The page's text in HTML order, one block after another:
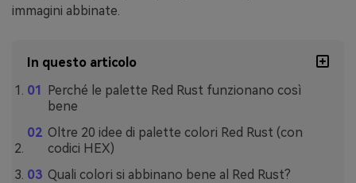
immagini abbinate.
In questo articolo
Perché le palette Red Rust funzionano così
bene
Oltre 20 idee di palette colori Red Rust (con
codici HEX)
Quali colori si abbinano bene al Red Rust?